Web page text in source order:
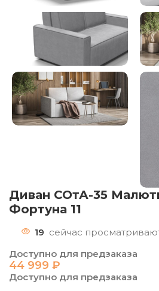
Диван СОтА-35
Фортуна 11
19 сейчас
Доступно для предзаказа
44 999 ₽
Доступно для предзаказа